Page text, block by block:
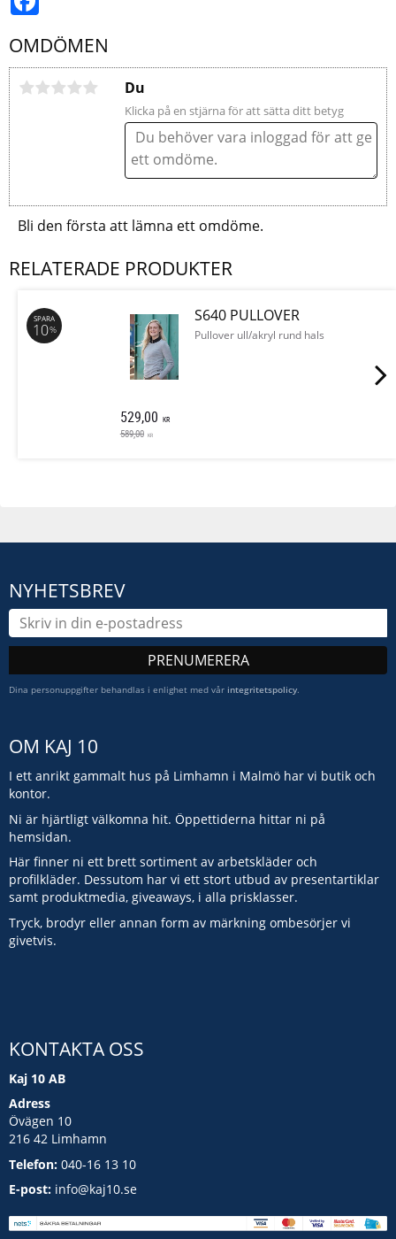
OMDÖMEN
Du
Klicka på en stjärna för att sätta ditt betyg
Bli den första att lämna ett omdöme.
RELATERADE PRODUKTER
S640 PULLOVER
Pullover ull/akryl rund hals
529,00 KR
589,00 KR
SPARA
10%
NYHETSBREV
PRENUMERERA
Dina personuppgifter behandlas i enlighet med vår integritetspolicy.
OM KAJ 10
I ett anrikt gammalt hus på Limhamn i Malmö har vi butik och
kontor.
Ni är hjärtligt välkomna hit. Öppettiderna hittar ni på
hemsidan.
Här finner ni ett brett sortiment av arbetskläder och
profilkläder. Dessutom har vi ett stort utbud av presentartiklar
samt produktmedia, giveaways, i alla prisklasser.
Tryck, brodyr eller annan form av märkning ombesörjer vi
givetvis.
KONTAKTA OSS
Kaj 10 AB
Adress
Övägen 10
216 42 Limhamn
Telefon: 040-16 13 10
E-post: info@kaj10.se